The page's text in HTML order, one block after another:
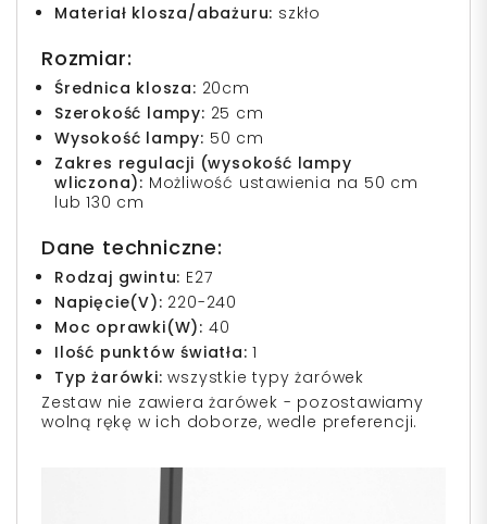
Materiał klosza/abażuru: szkło
Rozmiar:
Średnica klosza: 20cm
Szerokość lampy: 25 cm
Wysokość lampy: 50 cm
Zakres regulacji (wysokość lampy
wliczona): Możliwość ustawienia na 50 cm
lub 130 cm
Dane techniczne:
Rodzaj gwintu: E27
Napięcie(V): 220-240
Moc oprawki(W): 40
Ilość punktów światła: 1
Typ żarówki: wszystkie typy żarówek
Zestaw nie zawiera żarówek - pozostawiamy
wolną rękę w ich doborze, wedle preferencji.